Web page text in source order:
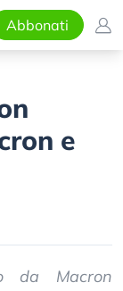
Abbonati
e
da Macron